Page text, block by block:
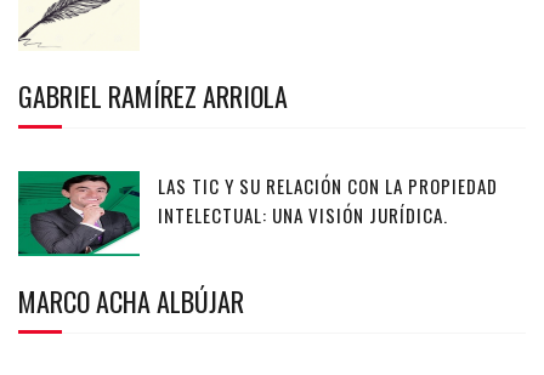
GABRIEL RAMÍREZ ARRIOLA
LAS TIC Y SU RELACIÓN CON LA PROPIEDAD
INTELECTUAL: UNA VISIÓN JURÍDICA.
MARCO ACHA ALBÚJAR